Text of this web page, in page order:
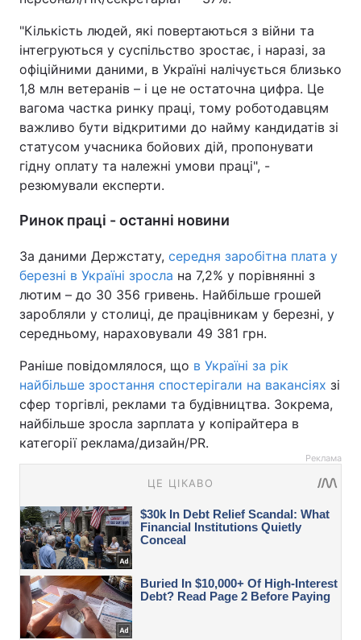
"Кількість людей, які повертаються з війни та
інтегруються у суспільство зростає, і наразі, за
офіційними даними, в Україні налічується близько
1,8 млн ветеранів – і це не остаточна цифра. Це
вагома частка ринку праці, тому роботодавцям
важливо бути відкритими до найму кандидатів зі
статусом учасника бойових дій, пропонувати
гідну оплату та належні умови праці", -
резюмували експерти.
Ринок праці - останні новини
За даними Держстату, середня заробітна плата у
березні в Україні зросла на 7,2% у порівнянні з
лютим – до 30 356 гривень. Найбільше грошей
заробляли у столиці, де працівникам у березні, у
середньому, нараховували 49 381 грн.
Раніше повідомлялося, що в Україні за рік
найбільше зростання спостерігали на вакансіях зі
сфер торгівлі, реклами та будівництва. Зокрема,
найбільше зросла зарплата у копірайтера в
категорії реклама/дизайн/PR.
Реклама